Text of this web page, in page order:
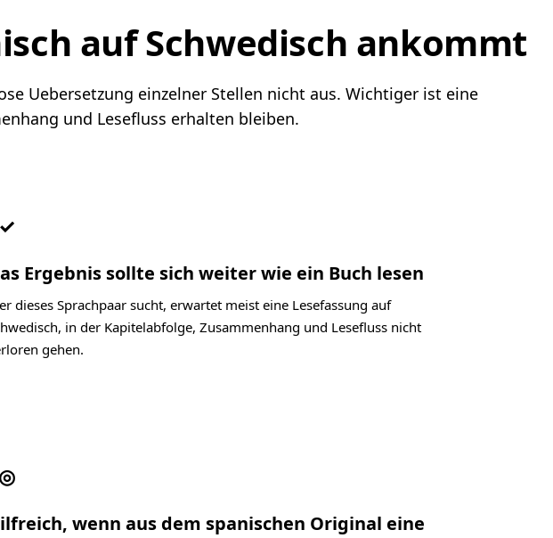
auf Schwedisch ankommt
Uebersetzung einzelner Stellen nicht aus. Wichtiger ist eine
und Lesefluss erhalten bleiben.
✓
Ergebnis sollte sich weiter wie ein Buch lesen
dieses Sprachpaar sucht, erwartet meist eine Lesefassung auf
in der Kapitelabfolge, Zusammenhang und Lesefluss nicht
gehen.
◎
wenn aus dem spanischen Original eine